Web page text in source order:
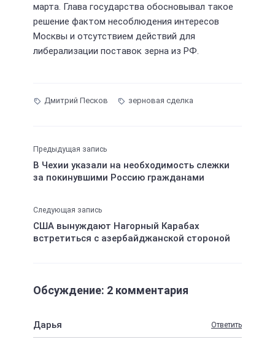
марта. Глава государства обосновывал такое
решение фактом несоблюдения интересов
Москвы и отсутствием действий для
либерализации поставок зерна из РФ.
Дмитрий Песков зерновая сделка
Предыдущая запись
В Чехии указали на необходимость слежки
за покинувшими Россию гражданами
Следующая запись
США вынуждают Нагорный Карабах
встретиться с азербайджанской стороной
Обсуждение: 2 комментария
Дарья Ответить